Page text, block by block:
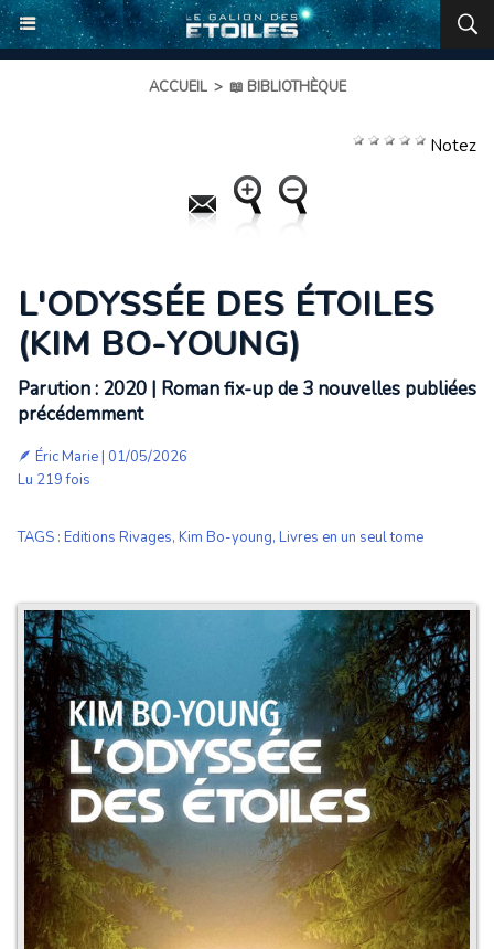
ACCUEIL > 📖 BIBLIOTHÈQUE
Notez
L'ODYSSÉE DES ÉTOILES
(KIM BO-YOUNG)
Parution : 2020 | Roman fix-up de 3 nouvelles publiées
précédemment
🪶 Éric Marie| 01/05/2026
Lu 219 fois
TAGS : Editions Rivages, Kim Bo-young, Livres en un seul tome